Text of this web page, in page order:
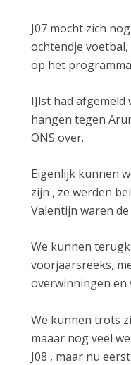
J07 mocht zich
ochtendje voetbal,
op het
IJlst had afgemeld
hangen tegen
ONS over.
Eigenlijk kunnen
zijn , ze werden
Valentijn waren
We kunnen
voorjaarsreeks,
overwinningen en
We kunnen trots
maaar nog veel
J08 , maar nu